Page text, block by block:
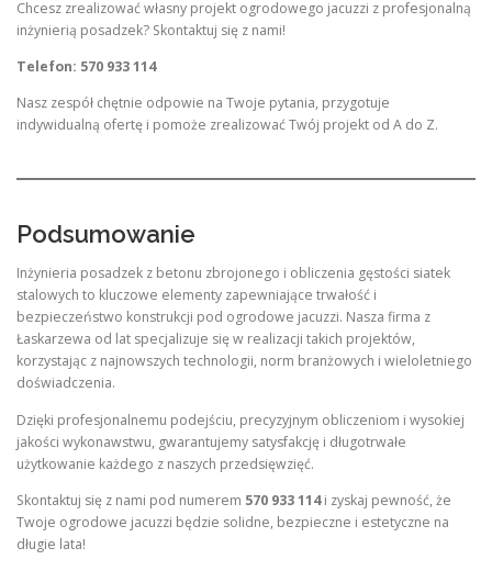
Chcesz zrealizować własny projekt ogrodowego jacuzzi z profesjonalną
inżynierią posadzek? Skontaktuj się z nami!
Telefon: 570 933 114
Nasz zespół chętnie odpowie na Twoje pytania, przygotuje
indywidualną ofertę i pomoże zrealizować Twój projekt od A do Z.
Podsumowanie
Inżynieria posadzek z betonu zbrojonego i obliczenia gęstości siatek
stalowych to kluczowe elementy zapewniające trwałość i
bezpieczeństwo konstrukcji pod ogrodowe jacuzzi. Nasza firma z
Łaskarzewa od lat specjalizuje się w realizacji takich projektów,
korzystając z najnowszych technologii, norm branżowych i wieloletniego
doświadczenia.
Dzięki profesjonalnemu podejściu, precyzyjnym obliczeniom i wysokiej
jakości wykonawstwu, gwarantujemy satysfakcję i długotrwałe
użytkowanie każdego z naszych przedsięwzięć.
Skontaktuj się z nami pod numerem 570 933 114i zyskaj pewność, że
Twoje ogrodowe jacuzzi będzie solidne, bezpieczne i estetyczne na
długie lata!